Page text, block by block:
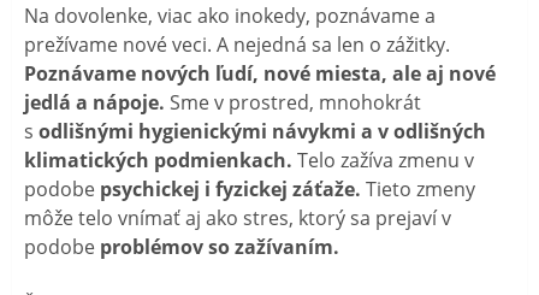
Na dovolenke, viac ako inokedy, poznávame a
prežívame nové veci. A nejedná sa len o zážitky.
Poznávame nových ľudí, nové miesta, ale aj nové
jedlá a nápoje. Sme v prostred, mnohokrát
s odlišnými hygienickými návykmi a v odlišných
klimatických podmienkach. Telo zažíva zmenu v
podobe psychickej i fyzickej záťaže. Tieto zmeny
môže telo vnímať aj ako stres, ktorý sa prejaví v
podobe problémov so zažívaním.